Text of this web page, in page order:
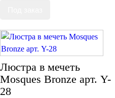
Люстра в мечеть
Mosques Bronze арт. Y-
28